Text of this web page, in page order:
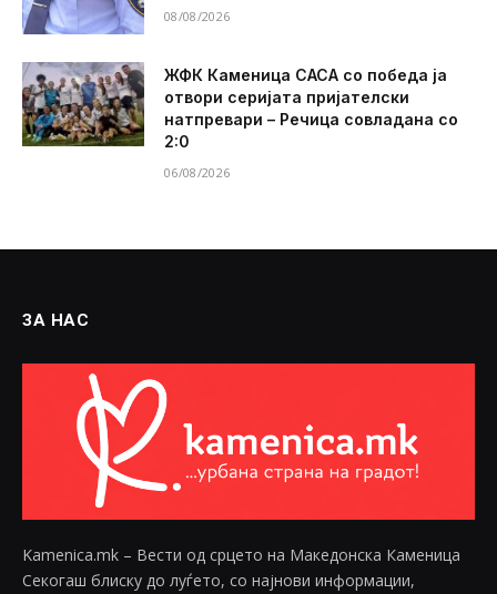
08/08/2026
ЖФК Каменица САСА со победа ја
отвори серијата пријателски
натпревари – Речица совладана со
2:0
06/08/2026
ЗА НАС
Kamenica.mk – Вести од срцето на Македонска Каменица
Секогаш блиску до луѓето, со најнови информации,